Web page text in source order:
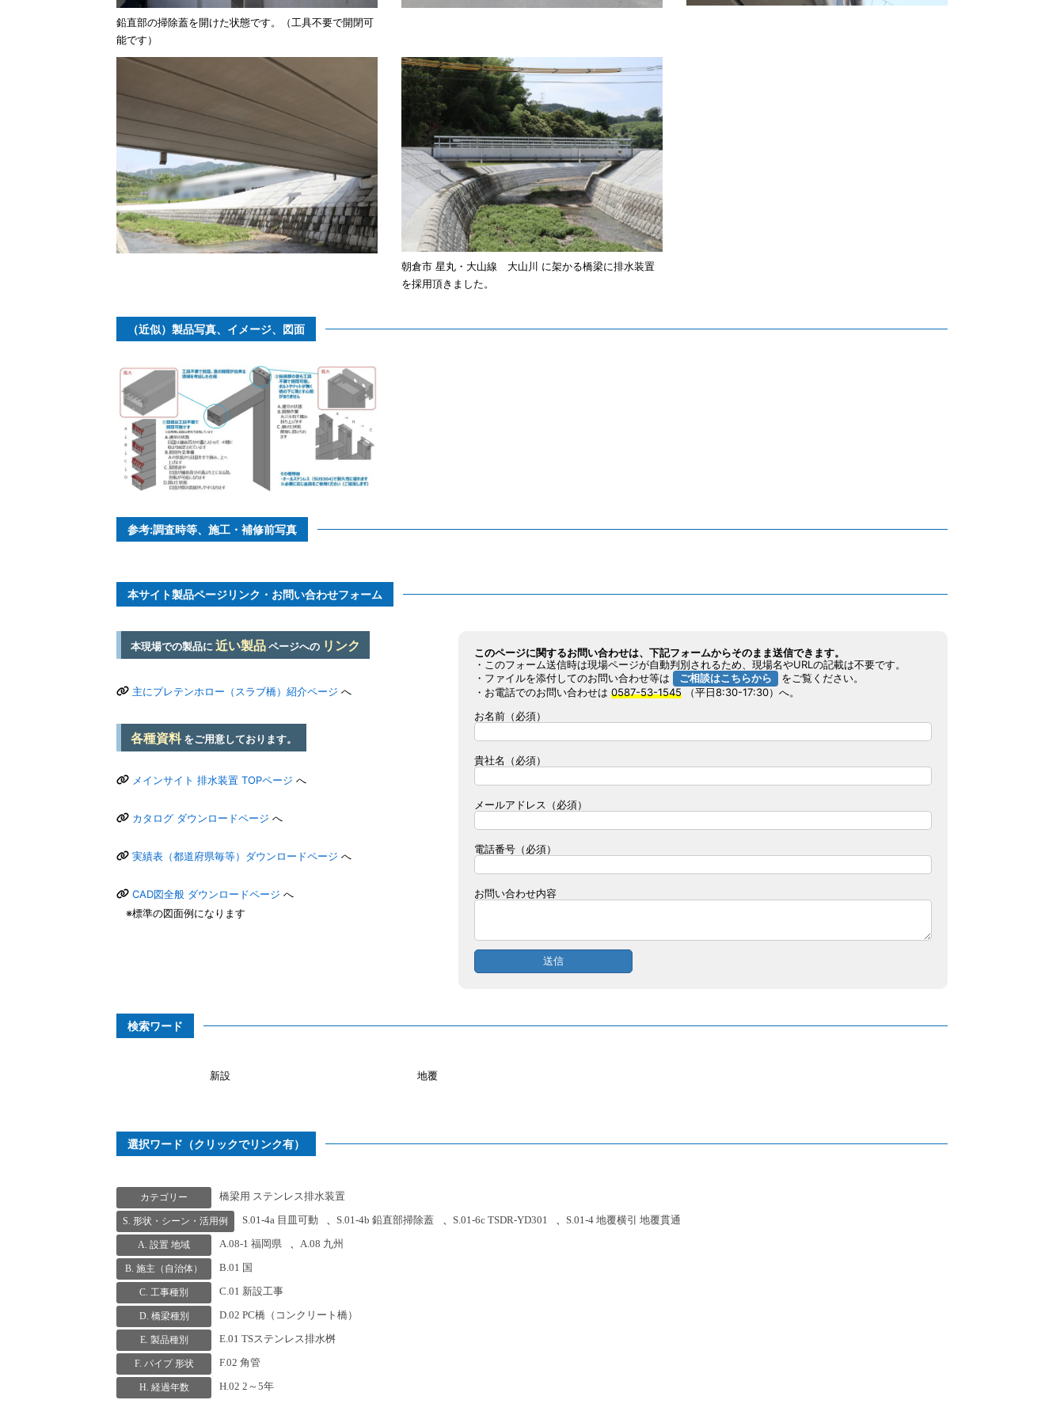
鉛直部の掃除蓋を開けた状態です。（工具不要で開閉可
能です）
朝倉市 星丸・大山線 大山川 に架かる橋梁に排水装置
を採用頂きました。
（近似）製品写真、イメージ、図面
参考:調査時等、施工・補修前写真
本サイト製品ページリンク・お問い合わせフォーム
本現場での製品に 近い製品ページへの リンク
主にプレテンホロー（スラブ橋）紹介ページ へ
各種資料 をご用意しております。
メインサイト 排水装置 TOPページ へ
カタログ ダウンロードページ へ
実績表（都道府県毎等）ダウンロードページ へ
CAD図全般 ダウンロードページ へ
※標準の図面例になります
このページに関するお問い合わせは、下記フォームからそのまま送信できます。
・このフォーム送信時は現場ページが自動判別されるため、現場名やURLの記載は不要です。
・ファイルを添付してのお問い合わせ等は
ご相談はこちらから
をご覧ください。
・お電話でのお問い合わせは 0587-53-1545 （平日8:30-17:30）へ。
お名前（必須）
貴社名（必須）
メールアドレス（必須）
電話番号（必須）
お問い合わせ内容
検索ワード
新設 地覆
選択ワード（クリックでリンク有）
カテゴリー 橋梁用 ステンレス排水装置
S. 形状・シーン・活用例 S.01-4a 目皿可動 S.01-4b 鉛直部掃除蓋 S.01-6c TSDR-YD301 S.01-4 地覆横引 地覆貫通
A. 設置 地域 A.08-1 福岡県 A.08 九州
B. 施主（自治体） B.01 国
C. 工事種別 C.01 新設工事
D. 橋梁種別 D.02 PC橋（コンクリート橋）
E. 製品種別 E.01 TSステンレス排水桝
F. パイプ 形状 F.02 角管
H. 経過年数 H.02 2～5年